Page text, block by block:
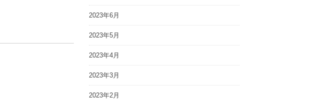
2023年6月
2023年5月
2023年4月
2023年3月
2023年2月